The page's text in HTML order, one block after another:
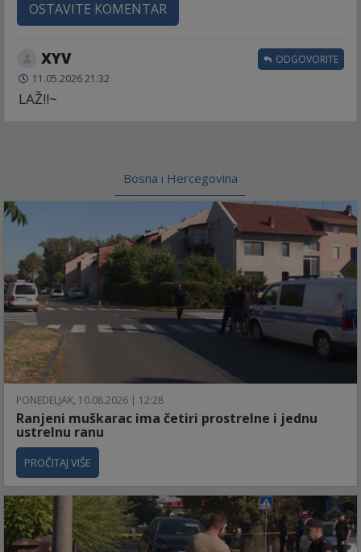
OSTAVITE KOMENTAR
XYV
11.05.2026 21:32
LAŽ!!~
ODGOVORITE
Bosna i Hercegovina
PONEDELJAK, 10.08.2026 | 12:28
Ranjeni muškarac ima četiri prostrelne i jednu
ustrelnu ranu
PROČITAJ VIŠE